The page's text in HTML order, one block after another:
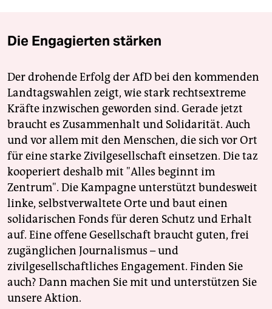
Die Engagierten stärken
Der drohende Erfolg der AfD bei den kommenden
Landtagswahlen zeigt, wie stark rechtsextreme
Kräfte inzwischen geworden sind. Gerade jetzt
braucht es Zusammenhalt und Solidarität. Auch
und vor allem mit den Menschen, die sich vor Ort
für eine starke Zivilgesellschaft einsetzen. Die taz
kooperiert deshalb mit "Alles beginnt im
Zentrum". Die Kampagne unterstützt bundesweit
linke, selbstverwaltete Orte und baut einen
solidarischen Fonds für deren Schutz und Erhalt
auf. Eine offene Gesellschaft braucht guten, frei
zugänglichen Journalismus – und
zivilgesellschaftliches Engagement. Finden Sie
auch? Dann machen Sie mit und unterstützen Sie
unsere Aktion.